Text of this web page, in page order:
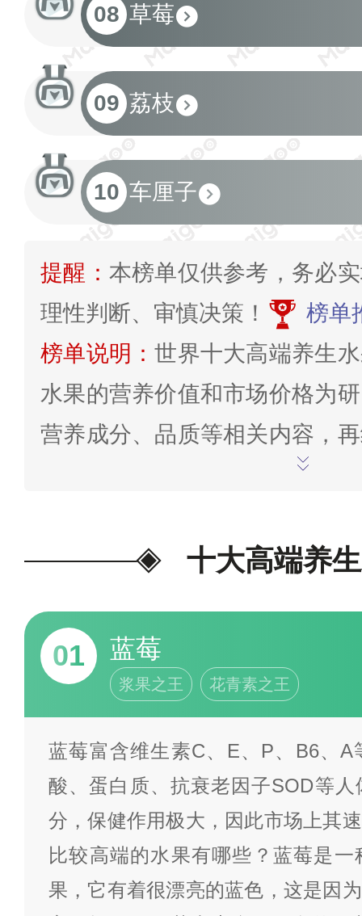
08 草莓
09 荔枝
10 车厘子
提醒： 本榜单仅供参考，务必
理性判断、审慎决策！
榜单
榜单说明：世界十大高端养生
水果的营养价值和市场价格为
营养成分、品质等相关内容，
排行榜/榜单进行综合排行推
十大高端养
01 蓝莓
浆果之王 花青素之王
蓝莓富含维生素C、E、P、B6、
酸、蛋白质、抗衰老因子SOD等
分，保健作用极大，因此市场上其
比较高端的水果有哪些？蓝莓是
果，它有着很漂亮的蓝色，这是因